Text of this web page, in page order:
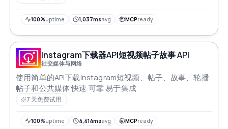
100%uptime 1,037msavg MCPready
Instagram下载器API短视频帖子故事 API
社交媒体与网络
使用简单的API下载Instagram短视频、帖子、故事、轮播
帖子和公共媒体 快速 可靠 易于集成
7 天免费试用
100%uptime 4,414msavg MCPready